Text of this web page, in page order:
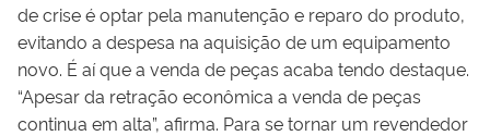
de crise é optar pela manutenção e reparo do produto,
evitando a despesa na aquisição de um equipamento
novo. É aí que a venda de peças acaba tendo destaque.
“Apesar da retração econômica a venda de peças
continua em alta”, afirma. Para se tornar um revendedor